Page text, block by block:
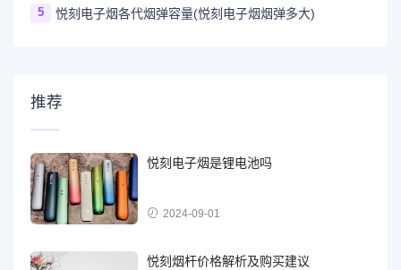
5 悦刻电子烟各代烟弹容量(悦刻电子烟烟弹多大)
推荐
悦刻电子烟是锂电池吗
2024-09-01
悦刻烟杆价格解析及购买建议